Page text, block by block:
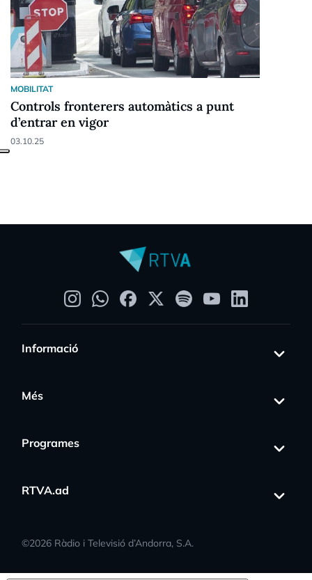
MOBILITAT
Controls fronterers automàtics a punt
d’entrar en vigor
03.10.25
Informació
Més
Programes
RTVA.ad
©2026 Ràdio i Televisió d’Andorra, S.A.